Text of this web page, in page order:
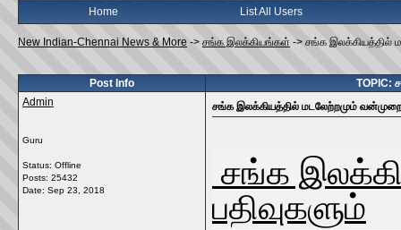
Home List All Users
New Indian-Chennai News & More -> சங்க இலக்கியங்கள் -> சங்க இலக்கியத்தில்
Post Info
TOPIC:
Admin
Guru
Status: Offline
Posts: 25432
Date: Sep 23, 2018
சங்க இலக்கியத்தில் மடலேற்றமும் வன்முறைப்
சங்க
பதிவுகளும்